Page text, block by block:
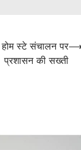
स्टे संचालन पर
प्रशासन की सख्ती